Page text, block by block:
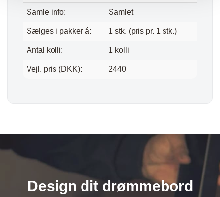
Samle info: Samlet
Sælges i pakker á: 1 stk. (pris pr. 1 stk.)
Antal kolli: 1 kolli
Vejl. pris (DKK): 2440
Design dit drømmebord